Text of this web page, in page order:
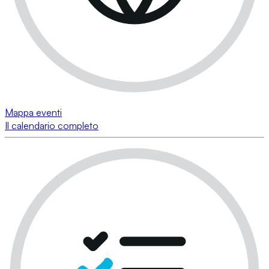
Mappa eventi
Il calendario completo